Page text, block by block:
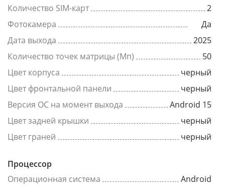
Количество SIM-карт
2
Фотокамера
Да
Дата выхода
2025
Количество точек матрицы (Мп)
50
Цвет корпуса
черный
Цвет фронтальной панели
черный
Версия ОС на момент выхода
Android 15
Цвет задней крышки
черный
Цвет граней
черный
Процессор
Операционная система
Android